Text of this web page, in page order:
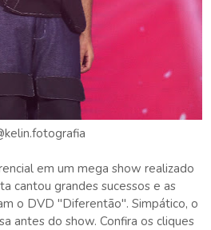
em um mega show realizado
cantou grandes sucessos e as
o DVD "Diferentão". Simpático, o
antes do show. Confira os cliques